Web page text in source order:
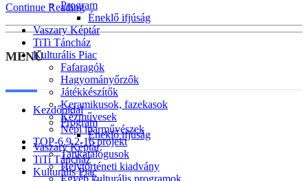
Program
Éneklő ifjúság
Vaszary Képtár
TiTi Táncház
Kulturális Piac
Fafaragók
Hagyományőrzők
Játékkészítők
Keramikusok, fazekasok
Kézművesek
Népi iparművészek
TOP-6.9.2-16 projekt
Tankatalógusok
Helytörténeti kiadvány
Egyéb kulturális programok
Continue Reading
MENÜ
Kezdőoldal
Program
Éneklő ifjúság
Vaszary Képtár
TiTi Táncház
Kulturális Piac